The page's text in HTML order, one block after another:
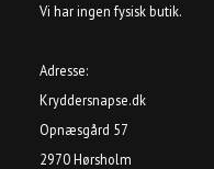
Vi har ingen fysisk butik.
Adresse:
Kryddersnapse.dk
Opnæsgård 57
2970 Hørsholm